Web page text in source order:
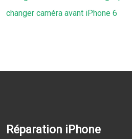
changer caméra avant iPhone 6
Réparation iPhone